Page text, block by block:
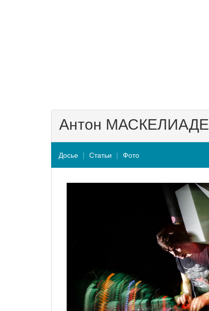
Антон МАСКЕЛИАДЕ
Досье Статьи Фото